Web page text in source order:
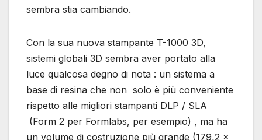
sembra stia cambiando.
Con la sua nuova stampante T-1000 3D,
sistemi globali 3D sembra aver portato alla
luce qualcosa degno di nota : un sistema a
base di resina che non solo è più conveniente
rispetto alle migliori stampanti DLP / SLA
(Form 2 per Formlabs, per esempio) , ma ha
un volume di costruzione più grande (179,2 x